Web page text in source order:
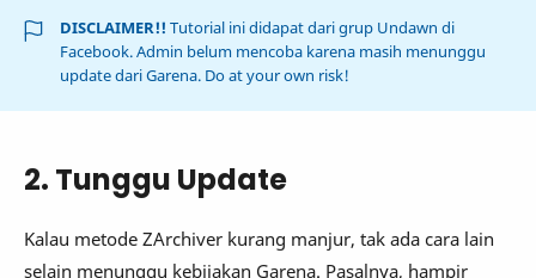
DISCLAIMER!! Tutorial ini didapat dari grup Undawn di
Facebook. Admin belum mencoba karena masih menunggu
update dari Garena. Do at your own risk!
2. Tunggu Update
Kalau metode ZArchiver kurang manjur, tak ada cara lain
selain menunggu kebijakan Garena. Pasalnya, hampir